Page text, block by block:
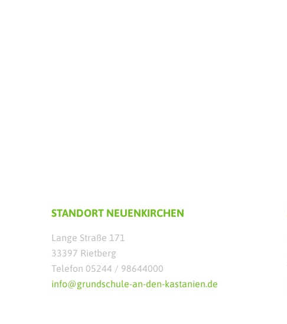
STANDORT NEUENKIRCHEN
Lange Straße 171
33397 Rietberg
Telefon 05244 / 98644000
info@grundschule-an-den-kastanien.de